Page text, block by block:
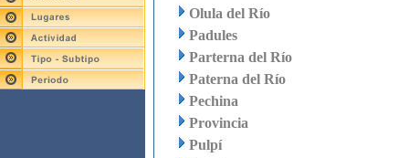
Olula del Río
Padules
Parterna del Río
Paterna del Río
Pechina
Provincia
Pulpí